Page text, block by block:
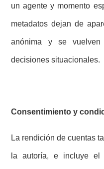
un agente y momento
metadatos dejan de
anónima y se
decisiones situacionales.
Consentimiento y
La rendición de cuentas
la autoría, e incluye el